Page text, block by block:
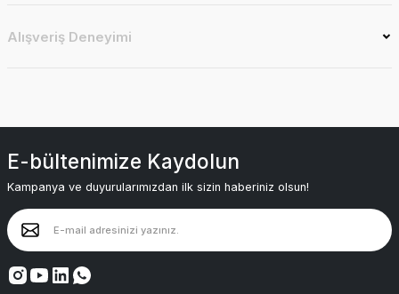
Alışveriş Deneyimi
E-bültenimize Kaydolun
Kampanya ve duyurularımızdan ilk sizin haberiniz olsun!